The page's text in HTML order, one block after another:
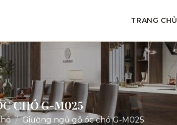
TRANG CHỦ
CHÓ G-M025
Giường ngủ gỗ óc chó G-M025